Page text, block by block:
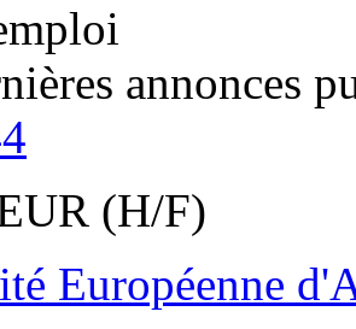
annonces
(H/F)
Européenne